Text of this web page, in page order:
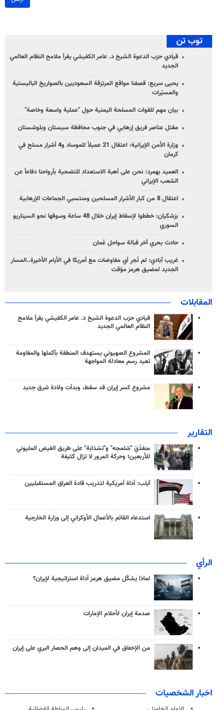
توب تن
قيادي حزب الدعوة الشيخ د. عامر الكفيشي يقرأ ملامح النظام العالمي
الجديد
يحيى سريع: قصفنا مواقع المرتزقة السعوديين بالصواريخ الباليستية
والمسيّرات
بيان مهم للقوات المسلحة اليمنية حول "عملية واسعة وخاصة"
مقتل عناصر فريق إرهابي في جنوب محافظة سيستان وبلوشستان
وزارة الأمن الإيرانية: اعتقال 21 عميلاً للموساد و4 أشرار مسلح في
كرمان
العميد بهمرد: نحن على أهبة الاستعداد للتضحية بأرواحنا دفاعاً عن
الشعب الإيراني
اعتقال 8 من كبار الأشرار المسلحين ومنتسبي الجماعات الإرهابية
بزشكيان: خططوا لإسقاط إيران خلال 48 ساعة وسوقها نحو السيناريو
السوري
حادث بحري آخر قبالة سواحل عُمان
غريب آبادي: لم نُجرِ أي مفاوضات مع أمريكا في الأيام الأخيرة..المسار
الجديد لمضيق هرمز مؤقت
المقابلات
قيادي حزب الدعوة الشيخ د. عامر الكفيشي يقرأ ملامح
النظام العالمي الجديد
المشروع الصهيوني يستهدف المنطقة بأكملها والمقاومة
تعيد رسم معادلة المواجهة
مشروع كسر إيران قد سقط، وبدأت ولادة شرق جديد
التقارير
منفذَيّ "شلمجه" و"تشذابة" على طريق الفيض المليوني
للأربعين؛ وحركة المرور لا تزال كثيفة
آيلب: أداة أمريكية لتدريب قادة العراق المستقبليين
استدعاء القائم بالأعمال الأوكراني إلى وزارة الخارجية
الرأي
لماذا يشكّل مضيق هرمز أداة استراتيجية لإيران؟
صدمة إيران لأحلام الإمارات
من الإخفاق في الميدان إلى وهم الحصار البري على إيران
اخبار الشخصيات